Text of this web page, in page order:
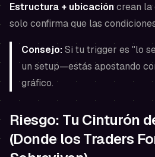
Estructura + ubicacióncrean la
solo confirma que las
Consejo:Si tu trigger es "lo
un setup—estás apostando
gráfico.
Riesgo: Tu Cinturón
(Donde los Traders